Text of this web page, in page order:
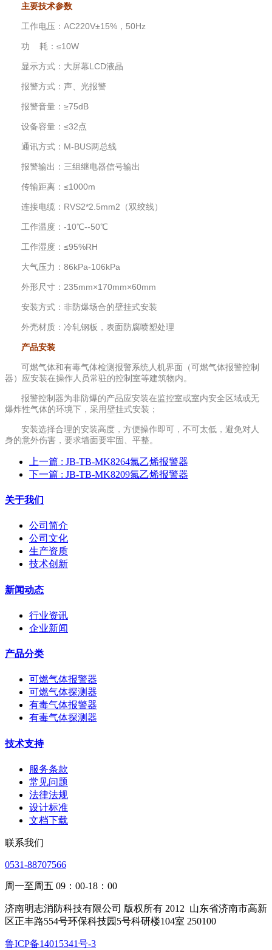
主要技术参数
工作电压：AC220V±15%，50Hz
功 耗：≤10W
显示方式：大屏幕LCD液晶
报警方式：声、光报警
报警音量：≥75dB
设备容量：≤32点
通讯方式：M-BUS两总线
报警输出：三组继电器信号输出
传输距离：≤1000m
连接电缆：RVS2*2.5mm2（双绞线）
工作温度：-10℃--50℃
工作湿度：≤95%RH
大气压力：86kPa-106kPa
外形尺寸：235mm×170mm×60mm
安装方式：非防爆场合的壁挂式安装
外壳材质：冷轧钢板，表面防腐喷塑处理
产品安装
可燃气体和有毒气体检测报警系统人机界面（可燃气体报警控制
器）应安装在操作人员常驻的控制室等建筑物内。
报警控制器为非防爆的产品应安装在监控室或室内安全区域或无
爆炸性气体的环境下，采用壁挂式安装；
安装选择合理的安装高度，方便操作即可，不可太低，避免对人
身的意外伤害，要求墙面要牢固、平整。
上一篇 : JB-TB-MK8264氯乙烯报警器
下一篇 : JB-TB-MK8209氯乙烯报警器
关于我们
公司简介
公司文化
生产资质
技术创新
新闻动态
行业资讯
企业新闻
产品分类
可燃气体报警器
可燃气体探测器
有毒气体报警器
有毒气体探测器
技术支持
服务条款
常见问题
法律法规
设计标准
文档下载
联系我们
0531-88707566
周一至周五 09：00-18：00
济南明志消防科技有限公司 版权所有 2012 山东省济南市高新
区正丰路554号环保科技园5号科研楼104室 250100
鲁ICP备14015341号-3